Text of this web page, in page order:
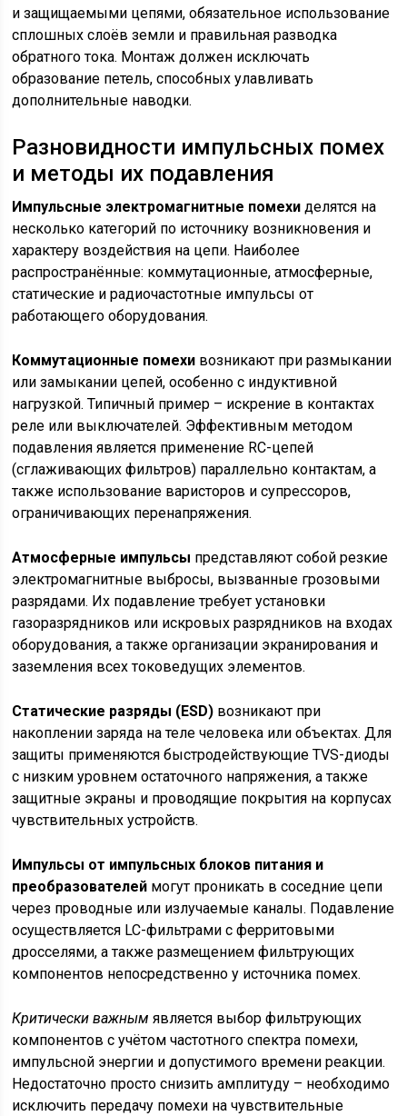
и защищаемыми цепями, обязательное использование
сплошных слоёв земли и правильная разводка
обратного тока. Монтаж должен исключать
образование петель, способных улавливать
дополнительные наводки.
Разновидности импульсных помех
и методы их подавления
Импульсные электромагнитные помехи делятся на
несколько категорий по источнику возникновения и
характеру воздействия на цепи. Наиболее
распространённые: коммутационные, атмосферные,
статические и радиочастотные импульсы от
работающего оборудования.
Коммутационные помехи возникают при размыкании
или замыкании цепей, особенно с индуктивной
нагрузкой. Типичный пример – искрение в контактах
реле или выключателей. Эффективным методом
подавления является применение RC-цепей
(сглаживающих фильтров) параллельно контактам, а
также использование варисторов и супрессоров,
ограничивающих перенапряжения.
Атмосферные импульсы представляют собой резкие
электромагнитные выбросы, вызванные грозовыми
разрядами. Их подавление требует установки
газоразрядников или искровых разрядников на входах
оборудования, а также организации экранирования и
заземления всех токоведущих элементов.
Статические разряды (ESD) возникают при
накоплении заряда на теле человека или объектах. Для
защиты применяются быстродействующие TVS-диоды
с низким уровнем остаточного напряжения, а также
защитные экраны и проводящие покрытия на корпусах
чувствительных устройств.
Импульсы от импульсных блоков питания и
преобразователей могут проникать в соседние цепи
через проводные или излучаемые каналы. Подавление
осуществляется LC-фильтрами с ферритовыми
дросселями, а также размещением фильтрующих
компонентов непосредственно у источника помех.
Критически важным является выбор фильтрующих
компонентов с учётом частотного спектра помехи,
импульсной энергии и допустимого времени реакции.
Недостаточно просто снизить амплитуду – необходимо
исключить передачу помехи на чувствительные